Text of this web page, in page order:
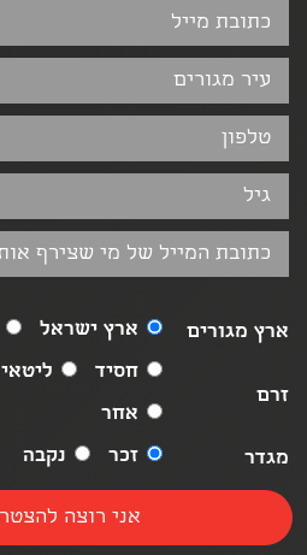
ארץ מגורים ארץ ישראל
זרם
חסיד ליטאי
אחר
מגדר
זכר נקבה